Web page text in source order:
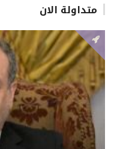
متداولة الان